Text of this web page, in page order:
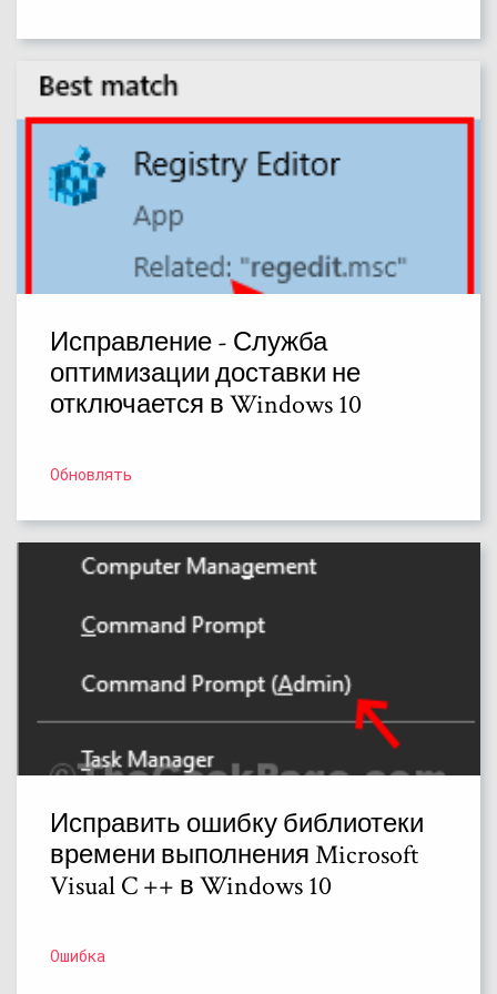
Исправление - Служба
оптимизации доставки не
отключается в Windows 10
Обновлять
Исправить ошибку библиотеки
времени выполнения Microsoft
Visual C ++ в Windows 10
Ошибка